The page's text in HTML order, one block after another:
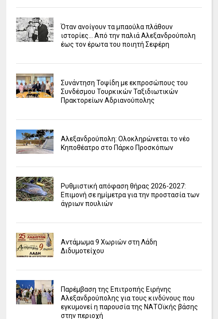
Όταν ανοίγουν τα μπαούλα πλάθουν
ιστορίες... Από την παλιά Αλεξανδρούπολη
έως τον έρωτα του ποιητή Σεφέρη
Συνάντηση Τοψίδη με εκπροσώπους του
Συνδέσμου Τουρκικών Ταξιδιωτικών
Πρακτορείων Αδριανούπολης
Αλεξανδρούπολη: Ολοκληρώνεται το νέο
Κηποθέατρο στο Πάρκο Προσκόπων
Ρυθμιστική απόφαση θήρας 2026-2027:
Επιμονή σε ημίμετρα για την προστασία των
άγριων πουλιών
Αντάμωμα 9 Χωριών στη Λάδη
Διδυμοτείχου
Παρέμβαση της Επιτροπής Ειρήνης
Αλεξανδρούπολης για τους κινδύνους που
εγκυμονεί η παρουσία της ΝΑΤΟϊκής βάσης
στην περιοχή